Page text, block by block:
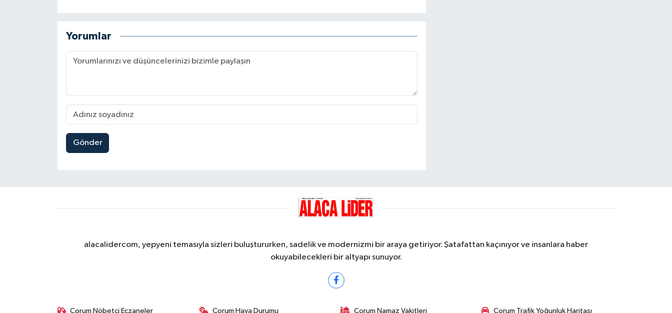
Yorumlar
Gönder
alacalidercom, yepyeni temasıyla sizleri buluştururken, sadelik ve modernizmi bir araya getiriyor. Şatafattan kaçınıyor ve insanlara haber
okuyabilecekleri bir altyapı sunuyor.
Çorum Nöbetçi Eczaneler Çorum Hava Durumu Çorum Namaz Vakitleri Çorum Trafik Yoğunluk Haritası